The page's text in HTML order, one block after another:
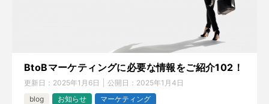
BtoBマーケティングに必要な情報をご紹介102！
更新日： 2025年1月6日 公開日： 2025年1月4日
blog
お知らせ マーケティング